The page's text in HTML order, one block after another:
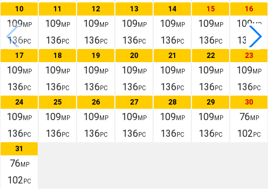
10
109 MP
136 PC
11
109 MP
136 PC
12
109 MP
136 PC
13
109 MP
136 PC
14
109 MP
136 PC
15
109 MP
136 PC
16
109MP
136 PC
17
109 MP
136 PC
18
109 MP
136 PC
19
109 MP
136 PC
20
109 MP
136 PC
21
109 MP
136 PC
22
109 MP
136 PC
23
109 MP
136 PC
24
109 MP
136 PC
25
109 MP
136 PC
26
109 MP
136 PC
27
109 MP
136 PC
28
109 MP
136 PC
29
109 MP
136 PC
30
76 MP
102 PC
31
76 MP
102 PC